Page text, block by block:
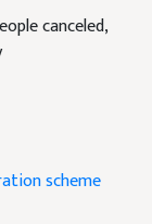
canceled,
scheme